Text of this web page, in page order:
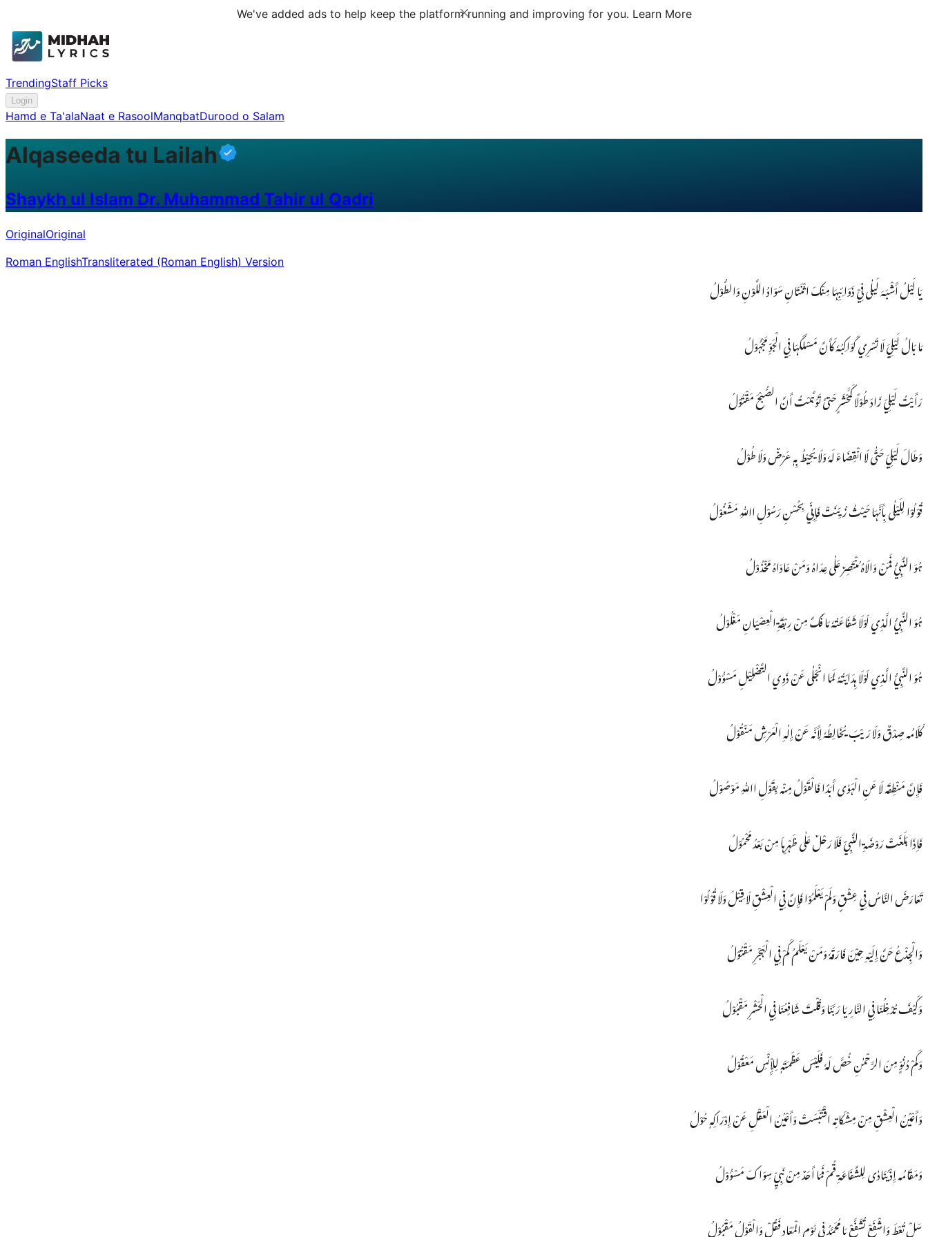
We've added ads to help keep the platform running and improving for you. Learn More
TrendingStaff Picks
Login
Hamd e Ta'alaNaat e RasoolManqbatDurood o Salam
Alqaseeda tu Lailah
Shaykh ul Islam Dr. Muhammad Tahir ul Qadri
OriginalOriginal
Roman EnglishTransliterated (Roman English) Version
یَا لَیْلُ أَشْبَہَ لَیلٰی فِيْ ذَوَائِبِہَا مِنْکَ اثْنَتَانِ سَوَادُ اللَّوْنِ وَالطُّوْلُ
مَا بَالُ لَیْلِيَ لَا تَسْرِي کَوَاکِبُہٗ کَأَنَّ مَسْلَکَہَا فِي الْجَوِّ مَجْہُوْلُ
رَأَیْتُ لَیْلِيَ زَادَ طُوْلًا کَمََحْشَرٍ حَتیَّ تَوَہَّمْتُ أَنَّ الصُّبْحَ مَقْتُوْلُ
وَطَالَ لَیْلِيَ حَتّٰی لَا انْقِضَاءَ لَہٗ وَلَا یُحِیْطُ بِهٖ عَرْضٌ وَلَا طُوْلُ
قُوْلُوْا لِلَیْلٰی بِأَنَّہَا حَیْثُ زُیِّنَتْ فَإِنِّي بِحُسْنِ رَسُوْلِ اﷲِ مَشْغُوْلُ
ہُوَ النَّبِيُّ فَمَنْ وَالَاہُ مُنْتَصِرٌ عَلٰی عِدَاہُ وَمَنْ عَادَاہُ مَخْذُوْلُ
ہُوَ النَّبِيُّ الَّذِي لَوْلَا شَفَاعَتُہٗ مَا فُکَّ مِنْ رِبْقَةِ الْعِصْیَانِ مَغْلُوْلُ
ہُوَ النَّبِيُّ الَّذِي لَوْلَا ہِدَایَتُہٗ لَمَا انْجَلٰی عَنْ ذَوِي التَّضْلِیْلِ مَسْؤُوْلُ
کَلَامُہ صِدْقٌ وَلَا رَیْبَ یُخَالِطُہٗ لِأَنَّہ عَنْ إِلٰہِ الْعَرْشِ مَنْقُوْلُ
فَإِنَّ مَنْطِقَہ لَا عَنِ الْہَوٰی أَبَدًا فَالْقَوْلُ مِنْہ بِقَوْلِ اﷲِ مَوْصُوْلُ
فَاِذَا بَلَغَتْ رَوْضَةِ النَّبِيّ فَلَا رَحْلٌ عَلٰی ظَہْرِہَا مِنْ بَعْدُ مَحْمُوْلُ
تَعَارَضَ النَّاسُ فِي عِشْقٍ وَلَمْ یَعْلَمُوْا فَإِنَّ فِي الْعِشْقِ لَا قِیْلَ وَلَا قُوْلُوْا
وَالْجِذْعُ حَنَّ إِلَیْہِ حِیْنَ فَارَقَہٗ وَمَنْ یَعْلَمُ کَمْ فِي الْہَجْرِ مَقْتُوْلُ
وَکَیْفَ تُدْخِلُنَا فِي النَّارِ یَا رَبَّنَا وَقُلْتَ شَافِعُنَا فِي الْحَشْرِ مَقْبُوْلُ
وَکَمْ دُنُوٍّ مِنَ الرَّحْمٰنِ خُصَّ لَہٗ فَلَیْسَ عَظَمَتَہٖ لِلإِْنْسِ مَعْقُوْلُ
وَأَعْیُنُ الْعِشْقِ مِنْ مِشْکَاتِہ اقْتَبَسَتْ وَأَعْیُنُ الْعَقْلِ عَنْ إِدْرَاکِہٖ حُوْلُ
وَمَقَامُہ إِذْ یُنَادٰی لِلشَّفَاعَةِ قُمْ فَمَا أَحَدٌ مِنْ نَبِيٍّ سِوَاکَ مَسْؤُوْلُ
سَلْ تُعْطَ وَاشْفَعْ تُشَفَّعْ یَا مُحَمَّدُ فِي یَوْمِ الْمَعَادِ فَقُلْ وَالْقَوْلُ مَقْبُوْلُ